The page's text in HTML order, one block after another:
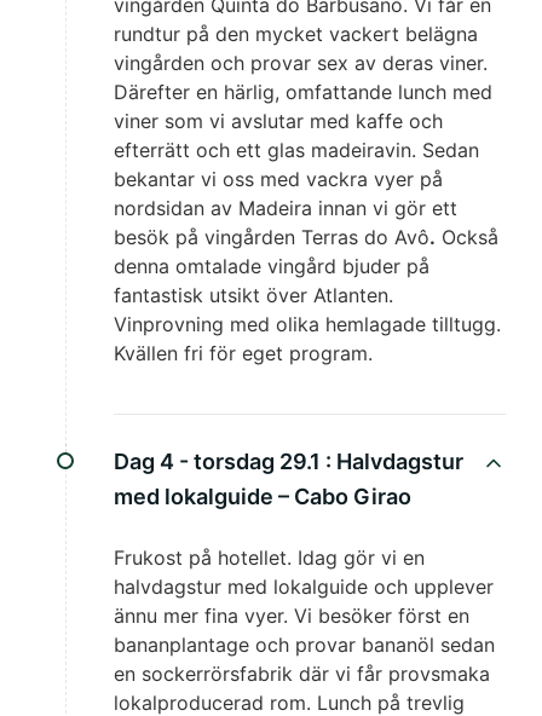
rundtur på den mycket vackert belägna
vingården och provar sex av deras viner.
Därefter en härlig, omfattande lunch med
viner som vi avslutar med kaffe och
efterrätt och ett glas madeiravin. Sedan
bekantar vi oss med vackra vyer på
nordsidan av Madeira innan vi gör ett
besök på vingården Terras do Avô. Också
denna omtalade vingård bjuder på
fantastisk utsikt över Atlanten.
Vinprovning med olika hemlagade tilltugg.
Kvällen fri för eget program.
Dag 4 - torsdag 29.1 : Halvdagstur
med lokalguide – Cabo Girao
Frukost på hotellet. Idag gör vi en
halvdagstur med lokalguide och upplever
ännu mer fina vyer. Vi besöker först en
bananplantage och provar bananöl sedan
en sockerrörsfabrik där vi får provsmaka
lokalproducerad rom. Lunch på trevlig